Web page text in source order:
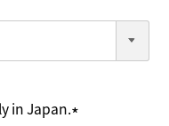
in Japan.